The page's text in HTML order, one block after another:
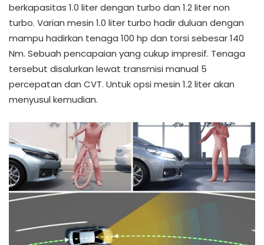
berkapasitas 1.0 liter dengan turbo dan 1.2 liter non
turbo. Varian mesin 1.0 liter turbo hadir duluan dengan
mampu hadirkan tenaga 100 hp dan torsi sebesar 140
Nm. Sebuah pencapaian yang cukup impresif. Tenaga
tersebut disalurkan lewat transmisi manual 5
percepatan dan CVT. Untuk opsi mesin 1.2 liter akan
menyusul kemudian.